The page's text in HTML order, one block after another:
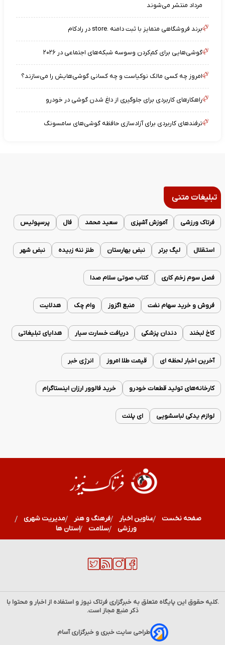
۱۶ مرداد ۱۲۹۴؛ روز اشغال بوشهر و آغاز مقاومت تاریخی مردم
جنوب ایران
مرداد منتشر می‌شوند
برند فروشگاهی متمایز با ثبت دامنه .store در رادکام
گوشی‌هایی برای کم‌کردن وسوسه شبکه‌های اجتماعی در ۲۰۲۶
امروز چه کسی مالک نوکیاست و چه کسانی گوشی‌هایش را می‌سازند؟
راهکارهای کاربردی برای جلوگیری از داغ شدن گوشی در خودرو
ترفندهای کاربردی برای آزادسازی حافظه گوشی‌های سامسونگ
تبلیغات متنی
فرتاک ورزشی آموزش آشپزی سعید محمد فال پرسپولیس
استقلال لیگ برتر نبض بهارستان طنز ننه زبیده نبض شهر
فصل سوم زخم کاری کتاب صوتی سلام صدا
فروش و خرید سهام نفت منبع اگزوز وام چک هدلایت
کاخ لبخند دندان پزشکی دریافت خسارت سیار هدایای تبلیغاتی
آخرین اخبار لحظه ای قیمت طلا امروز انرژی خبر
کارخانه‌های تولید قطعات خودرو خرید فالوور ارزان اینستاگرام
لوازم یدکی لباسشویی ای پلنت
صفحه نخست عناوین اخبار فرهنگ و هنر
مدیریت شهری
ورزشی سلامت استان ها
.کلیه حقوق این پایگاه متعلق به خبرگزاریفرتاک نیوز و استفاده از اخبار و محتوا با
ذکر منبع مجاز است.
طراحی سایت خبری و خبرگزاری آسام